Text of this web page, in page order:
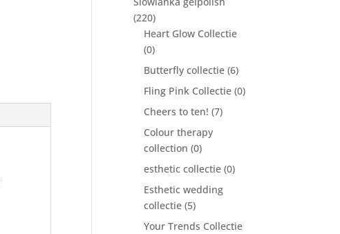
(220)
Heart Glow Collectie
(0)
Butterfly collectie (6)
Fling Pink Collectie (0)
Cheers to ten! (7)
Colour therapy
collection (0)
esthetic collectie (0)
Esthetic wedding
collectie (5)
Your Trends Collectie